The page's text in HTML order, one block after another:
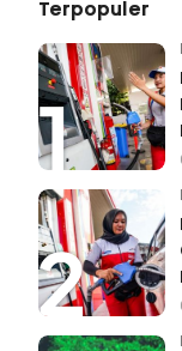
Terpopuler